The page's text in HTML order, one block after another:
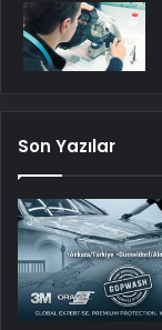
Son Yazılar